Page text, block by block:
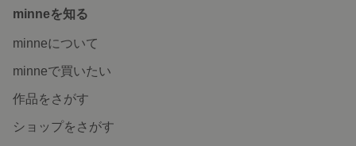
minneを知る
minneについて
minneで買いたい
作品をさがす
ショップをさがす